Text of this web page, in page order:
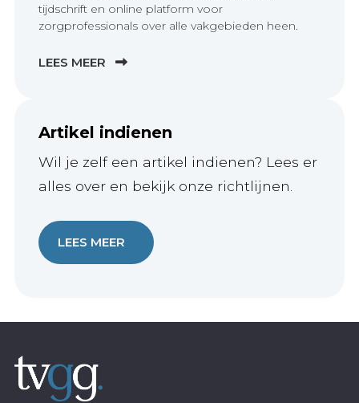
tijdschrift en online platform voor
zorgprofessionals over alle vakgebieden heen.
LEES MEER
Artikel indienen
Wil je zelf een artikel indienen? Lees er
alles over en bekijk onze richtlijnen.
LEES MEER